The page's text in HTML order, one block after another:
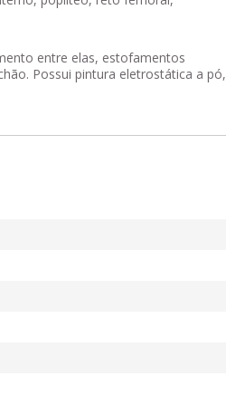
entre elas, estofamentos
Possui pintura eletrostática a pó,